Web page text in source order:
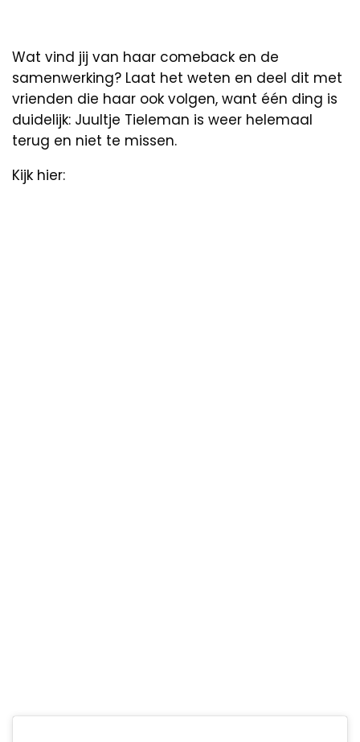
Wat vind jij van haar comeback en de
samenwerking? Laat het weten en deel dit met
vrienden die haar ook volgen, want één ding is
duidelijk: Juultje Tieleman is weer helemaal
terug en niet te missen.
Kijk hier: